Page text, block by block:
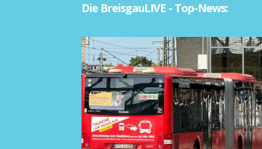
Die BreisgauLIVE - Top-News: